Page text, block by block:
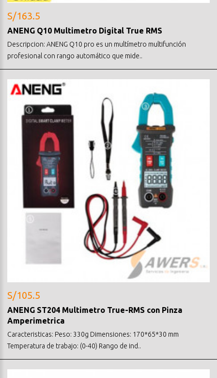
S/163.5
ANENG Q10 Multimetro Digital True RMS
Descripcion: ANENG Q10 pro es un multímetro multifunción
profesional con rango automático que mide..
S/105.5
ANENG ST204 Multimetro True-RMS con Pinza
Amperimetrica
Caracteristicas: Peso: 330g Dimensiones: 170*65*30 mm
Temperatura de trabajo: (0-40) Rango de ind..